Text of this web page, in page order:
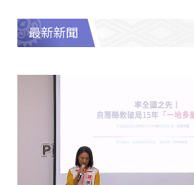
最新新聞